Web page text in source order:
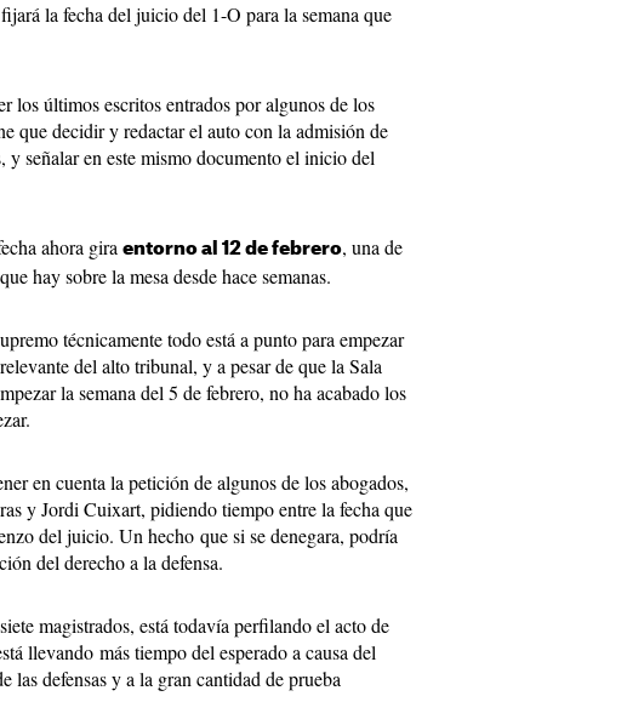
la fecha del juicio del 1-O para la semana que
los últimos escritos entrados por algunos de los
que decidir y redactar el auto con la admisión de
y señalar en este mismo documento el inicio del
ahora gira entorno al 12 de febrero, una de
hay sobre la mesa desde hace semanas.
técnicamente todo está a punto para empezar
del alto tribunal, y a pesar de que la Sala
la semana del 5 de febrero, no ha acabado los
en cuenta la petición de algunos de los abogados,
y Jordi Cuixart, pidiendo tiempo entre la fecha que
del juicio. Un hecho que si se denegara, podría
del derecho a la defensa.
magistrados, está todavía perfilando el acto de
llevando más tiempo del esperado a causa del
las defensas y a la gran cantidad de prueba